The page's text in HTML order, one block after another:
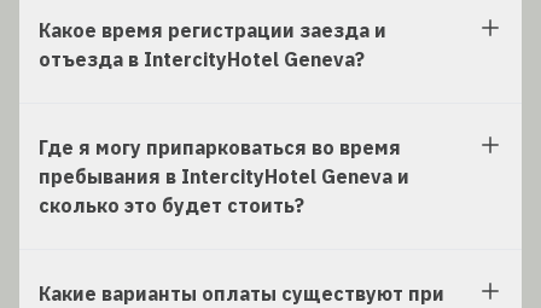
Какое время регистрации заезда и
отъезда в IntercityHotel Geneva?
Где я могу припарковаться во время
пребывания в IntercityHotel Geneva и
сколько это будет стоить?
Какие варианты оплаты существуют при